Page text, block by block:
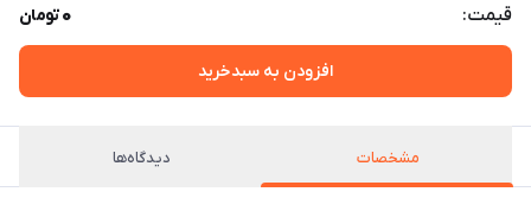
قیمت: 0تومان
افزودن به سبدخرید
مشخصات دیدگاه‌ها